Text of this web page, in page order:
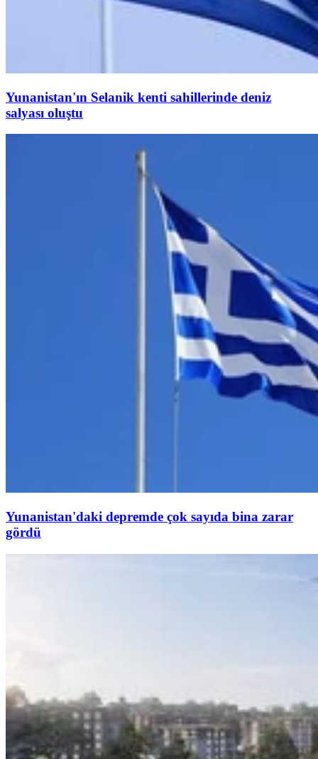
Yunanistan'ın Selanik kenti sahillerinde deniz
salyası oluştu
Yunanistan'daki depremde çok sayıda bina zarar
gördü